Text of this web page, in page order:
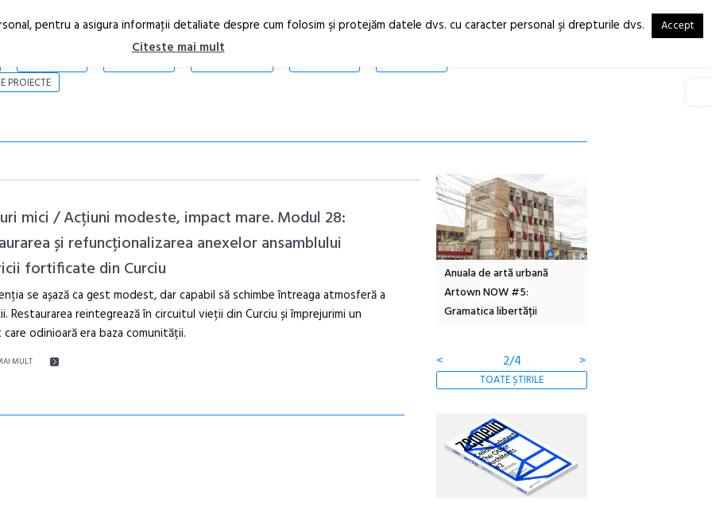
RO
EN
PROIECTE
mici / Acțiuni modeste, impact mare. Modul 28:
și refuncționalizarea anexelor ansamblului
fortificate din Curciu
se așază ca gest modest, dar capabil să schimbe întreaga atmosferă a
Restaurarea reintegrează în circuitul vieții din Curciu și împrejurimi un
odinioară era baza comunității.
MULT
Awards 2026
Anuala de artă urbană
Artown NOW #5:
Gramatica libertății
< 2/4 >
TOATE ȘTIRILE
pentru a asigura informaţii detaliate despre cum folosim şi protejăm datele dvs. cu caracter personal şi drepturile dvs. Accept
Citeste mai mult